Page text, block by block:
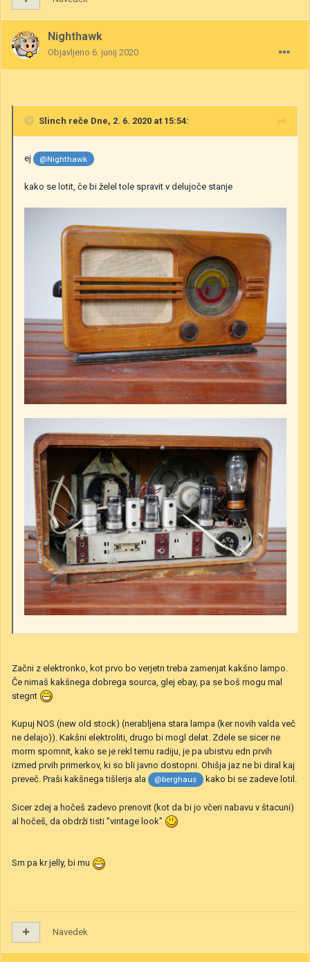
Nighthawk
Objavljeno 6. junij 2020
Slinch reče Dne, 2. 6. 2020 at 15:54:
ej @Nighthawk
kako se lotit, če bi želel tole spravit v delujoče stanje
Začni z elektronko, kot prvo bo verjetn treba zamenjat kakšno lampo.
Če nimaš kakšnega dobrega sourca, glej ebay, pa se boš mogu mal
stegnt
Kupuj NOS (new old stock) (nerabljena stara lampa (ker novih valda več
ne delajo)). Kakšni elektroliti, drugo bi mogl delat. Zdele se sicer ne
morm spomnit, kako se je rekl temu radiju, je pa ubistvu edn prvih
izmed prvih primerkov, ki so bli javno dostopni. Ohišja jaz ne bi diral kaj
preveč. Praši kakšnega tišlerja ala
@berghaus kako bi se zadeve lotil.
Sicer zdej a hočeš zadevo prenovit (kot da bi jo včeri nabavu v štacuni)
al hočeš, da obdrži tisti "vintage look"
Sm pa kr jelly, bi mu
Navedek